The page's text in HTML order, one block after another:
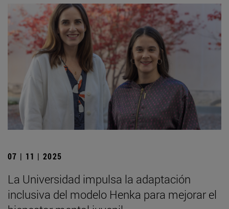
07 | 11 | 2025
La Universidad impulsa la adaptación
inclusiva del modelo Henka para mejorar el